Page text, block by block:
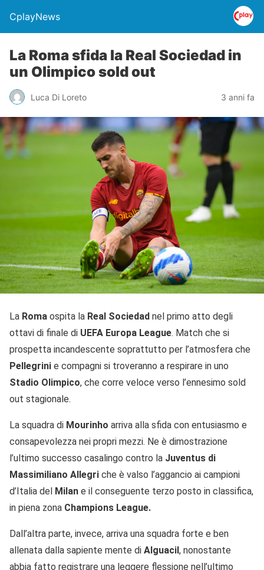
CplayNews
La Roma sfida la Real Sociedad in
un Olimpico sold out
Luca Di Loreto 3 anni fa
La Roma ospita la Real Sociedad nel primo atto degli
ottavi di finale di UEFA Europa League. Match che si
prospetta incandescente soprattutto per l’atmosfera che
Pellegrini e compagni si troveranno a respirare in uno
Stadio Olimpico, che corre veloce verso l’ennesimo sold
out stagionale.
La squadra di Mourinho arriva alla sfida con entusiasmo e
consapevolezza nei propri mezzi. Ne è dimostrazione
l’ultimo successo casalingo contro la Juventus di
Massimiliano Allegri che è valso l’aggancio ai campioni
d’Italia del Milan e il conseguente terzo posto in classifica,
in piena zona Champions League.
Dall’altra parte, invece, arriva una squadra forte e ben
allenata dalla sapiente mente di Alguacil, nonostante
abbia fatto registrare una leggere flessione nell’ultimo